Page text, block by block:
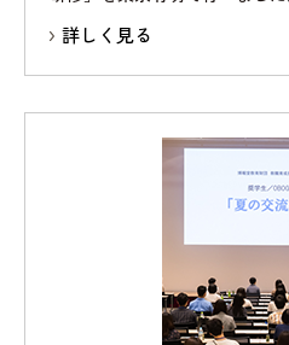
詳しく見る